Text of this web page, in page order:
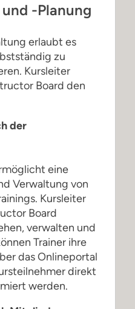
-Planung
erlaubt es
zu
Kursleiter
Board den
der
eine
Verwaltung von
Kursleiter
Board
verwalten und
Trainer ihre
das Onlineportal
direkt
werden.